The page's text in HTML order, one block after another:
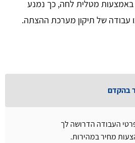
באמצעות מטלית לחה, כך נמנע
עבודה של תיקון מערכת ההצתה.
בהקדם
העבודה הדרושה לך
מחיר במהירות.